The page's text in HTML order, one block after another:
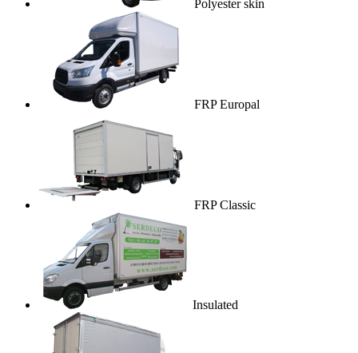
Polyester skin
FRP Europal
FRP Classic
Insulated